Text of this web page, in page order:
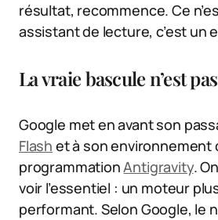
résultat, recommence. Ce
assistant de lecture, c’est un
La vraie bascule n’est
Google met en avant son
Flash et à son environnement
programmationAntigravity.
voir l’essentiel : un moteur
performant. Selon Google, le